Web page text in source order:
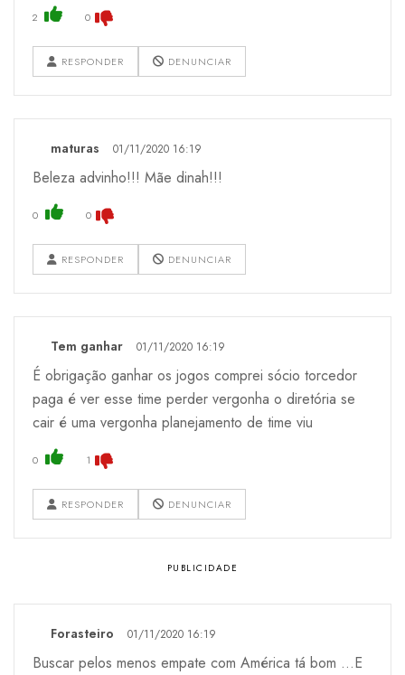
2 0
RESPONDER DENUNCIAR
maturas 01/11/2020 16:19
Beleza advinho!!! Mãe dinah!!!
0 0
RESPONDER DENUNCIAR
Tem ganhar 01/11/2020 16:19
É obrigação ganhar os jogos comprei sócio torcedor
paga é ver esse time perder vergonha o diretória se
cair é uma vergonha planejamento de time viu
0 1
RESPONDER DENUNCIAR
Forasteiro 01/11/2020 16:19
Buscar pelos menos empate com América tá bom ...E